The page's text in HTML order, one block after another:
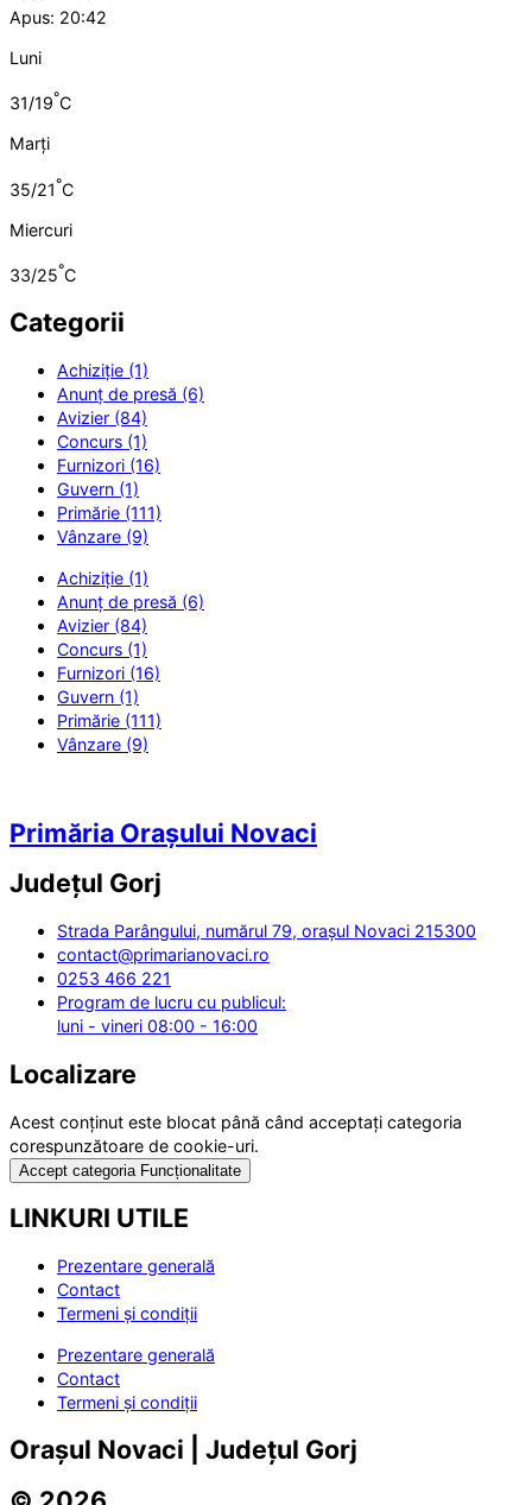
Apus: 20:42
Luni
31/19°C
Marți
35/21°C
Miercuri
33/25°C
Categorii
Achiziție (1)
Anunț de presă (6)
Avizier (84)
Concurs (1)
Furnizori (16)
Guvern (1)
Primărie (111)
Vânzare (9)
Achiziție (1)
Anunț de presă (6)
Avizier (84)
Concurs (1)
Furnizori (16)
Guvern (1)
Primărie (111)
Vânzare (9)
Primăria Orașului Novaci
Județul Gorj
Strada Parângului, numărul 79, orașul Novaci 215300
contact@primarianovaci.ro
0253 466 221
Program de lucru cu publicul:
luni - vineri 08:00 - 16:00
Localizare
Acest conținut este blocat până când acceptați categoria
corespunzătoare de cookie-uri.
Accept categoria Funcționalitate
LINKURI UTILE
Prezentare generală
Contact
Termeni și condiții
Prezentare generală
Contact
Termeni și condiții
Orașul Novaci | Județul Gorj